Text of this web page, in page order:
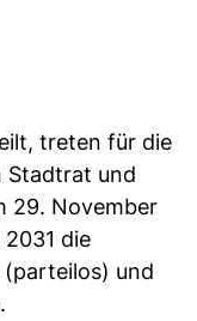
treten für die
Stadtrat und
29. November
die
und